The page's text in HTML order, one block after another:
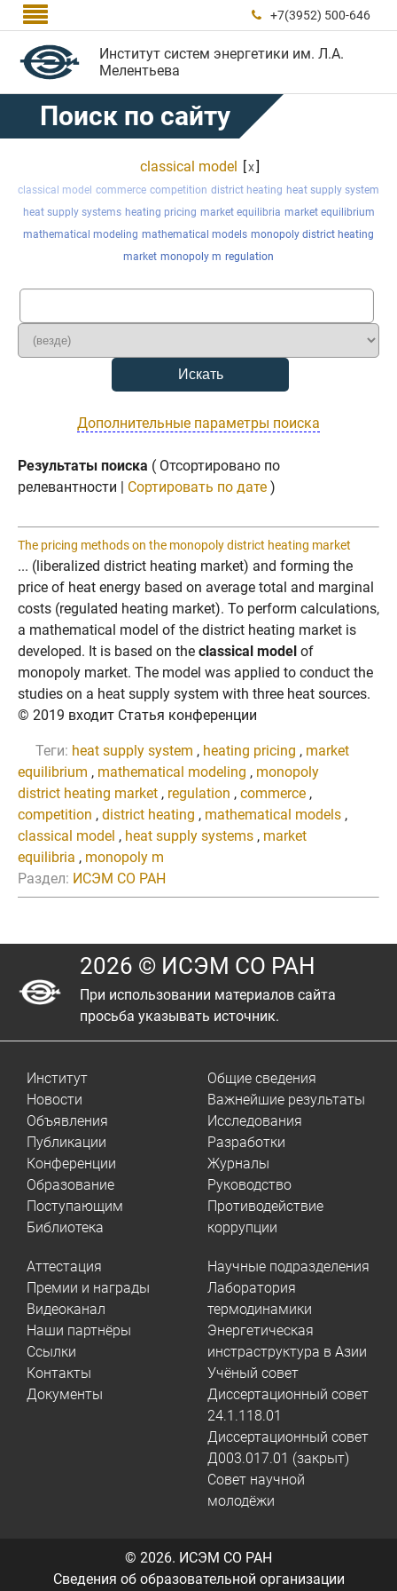
  +7(3952) 500-646
Институт систем энергетики им. Л.А.
Мелентьева
Поиск по сайту
classical model [x]
classical model commerce competition district heating heat supply system
heat supply systems heating pricing market equilibria market equilibrium
mathematical modeling mathematical models monopoly district heating
market monopoly m regulation
Дополнительные параметры поиска
Результаты поиска ( Отсортировано по
релевантности | Сортировать по дате )
The pricing methods on the monopoly district heating market
... (liberalized district heating market) and forming the
price of heat energy based on average total and marginal
costs (regulated heating market). To perform calculations,
a mathematical model of the district heating market is
developed. It is based on the classical model of
monopoly market. The model was applied to conduct the
studies on a heat supply system with three heat sources.
© 2019 входит Статья конференции
Теги: heat supply system , heating pricing , market
equilibrium , mathematical modeling , monopoly
district heating market , regulation , commerce ,
competition , district heating , mathematical models ,
classical model , heat supply systems , market
equilibria , monopoly m
Раздел: ИСЭМ СО РАН
2026 © ИСЭМ СО РАН
При использовании материалов сайта
просьба указывать источник.
Институт
Новости
Объявления
Публикации
Конференции
Образование
Поступающим
Библиотека
Общие сведения
Важнейшие результаты
Исследования
Разработки
Журналы
Руководство
Противодействие
коррупции
Аттестация
Премии и награды
Видеоканал
Наши партнёры
Ссылки
Контакты
Документы
Научные подразделения
Лаборатория
термодинамики
Энергетическая
инстраструктура в Азии
Учёный совет
Диссертационный совет
24.1.118.01
Диссертационный совет
Д003.017.01 (закрыт)
Совет научной
молодёжи
© 2026. ИСЭМ СО РАН
Сведения об образовательной организации